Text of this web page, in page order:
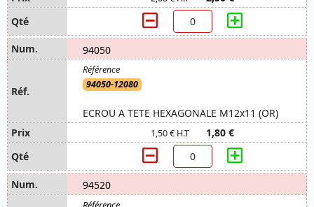
94050
94050-12080
ECROU A TETE HEXAGONALE M12x11 (OR)
1,50 € H.T 1,80 €
94520